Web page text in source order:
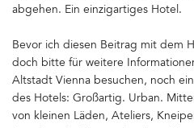
abgehen. Ein einzigartiges Hotel.
Bevor ich diesen Beitrag mit dem
doch bitte für weitere
Altstadt Vienna besuchen, noch
des Hotels: Großartig. Urban.
von kleinen Läden, Ateliers,